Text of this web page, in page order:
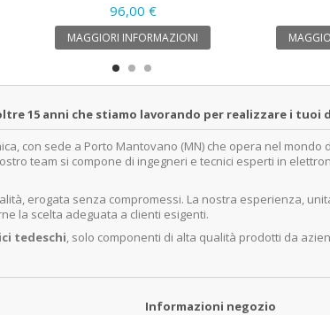
96,00 €
MAGGIORI INFORMAZIONI
15 anni che stiamo lavorando per realizzare i tuoi
con sede a Porto Mantovano (MN) che opera nel mondo
team si compone di ingegneri e tecnici esperti in
erogata senza compromessi. La nostra esperienza,
la scelta adeguata a clienti esigenti.
tedeschi, solo componenti di alta qualità prodotti da
Informazioni negozio